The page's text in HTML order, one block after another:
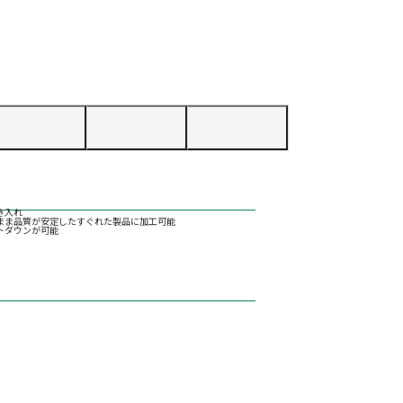
入れ
品質が安定したすぐれた製品に加工可能
ダウンが可能